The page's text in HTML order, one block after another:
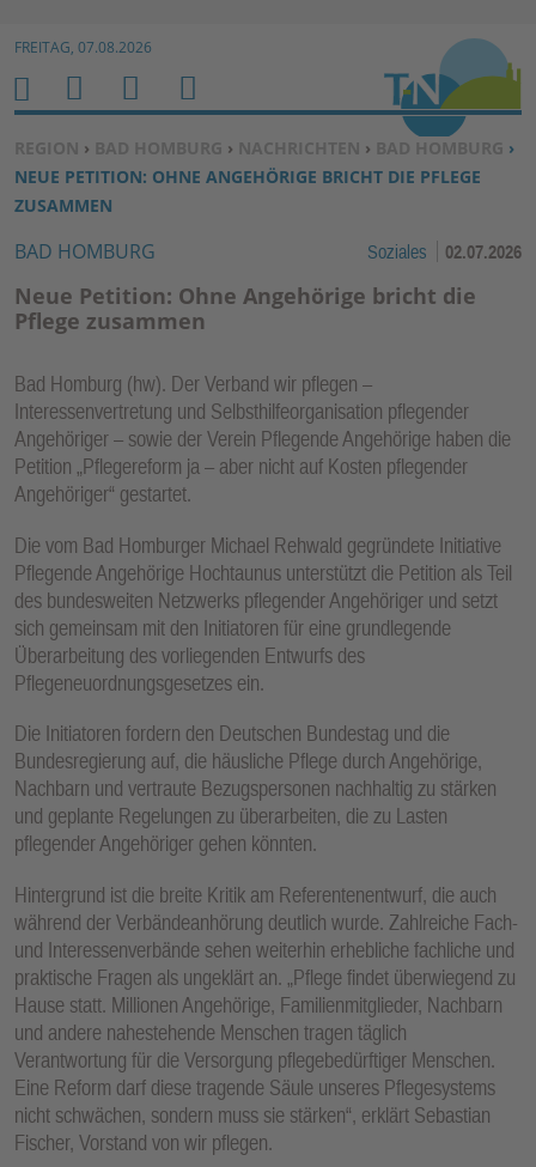
Zum Inhalt springen ↓
FREITAG, 07.08.2026
SIE BEFINDEN SICH HIER:
REGION › BAD HOMBURG › NACHRICHTEN › BAD HOMBURG ›
NEUE PETITION: OHNE ANGEHÖRIGE BRICHT DIE PFLEGE
ZUSAMMEN
BAD HOMBURG Soziales 02.07.2026
Neue Petition: Ohne Angehörige bricht die
Pflege zusammen
Bad Homburg (hw). Der Verband wir pflegen –
Interessenvertretung und Selbsthilfeorganisation pflegender
Angehöriger – sowie der Verein Pflegende Angehörige haben die
Petition „Pflegereform ja – aber nicht auf Kosten pflegender
Angehöriger“ gestartet.
Die vom Bad Homburger Michael Rehwald gegründete Initiative
Pflegende Angehörige Hochtaunus unterstützt die Petition als Teil
des bundesweiten Netzwerks pflegender Angehöriger und setzt
sich gemeinsam mit den Initiatoren für eine grundlegende
Überarbeitung des vorliegenden Entwurfs des
Pflegeneuordnungsgesetzes ein.
Die Initiatoren fordern den Deutschen Bundestag und die
Bundesregierung auf, die häusliche Pflege durch Angehörige,
Nachbarn und vertraute Bezugspersonen nachhaltig zu stärken
und geplante Regelungen zu überarbeiten, die zu Lasten
pflegender Angehöriger gehen könnten.
Hintergrund ist die breite Kritik am Referentenentwurf, die auch
während der Verbändeanhörung deutlich wurde. Zahlreiche Fach-
und Interessenverbände sehen weiterhin erhebliche fachliche und
praktische Fragen als ungeklärt an. „Pflege findet überwiegend zu
Hause statt. Millionen Angehörige, Familienmitglieder, Nachbarn
und andere nahestehende Menschen tragen täglich
Verantwortung für die Versorgung pflegebedürftiger Menschen.
Eine Reform darf diese tragende Säule unseres Pflegesystems
nicht schwächen, sondern muss sie stärken“, erklärt Sebastian
Fischer, Vorstand von wir pflegen.
H
O
M
E
M
E
N
U
S
U
C
E
N
B
E
N
E
R
U
N
K
TI
O
N
E
N